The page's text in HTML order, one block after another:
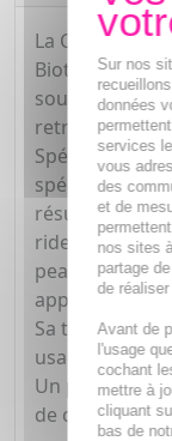
La Crème
Biotherm est
souhaitant
retrouver une
Spécialement
spécifiques de
résultats
rides,
peau, et un
apparence
Sa texture
usage
Un parfum
de confort
Sur nos
données
services
vous
des
et de
nos sites
partage
de
Avant de
l'usage
cochant
mettre à
cliquant
bas de